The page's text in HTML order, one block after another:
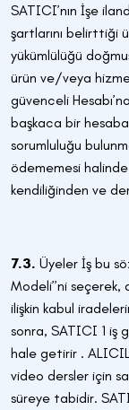
SATICI’nın İşe
şartlarını belirttiği
yükümlülüğü
ürün ve/veya
güvenceli
başkaca bir
sorumluluğu
ödememesi
kendiliğinden ve
7.3. Üyeler İş bu
Modeli’’ni
ilişkin kabul
sonra, SATICI 1 iş
hale getirir .
video dersler için
süreye tabidir.